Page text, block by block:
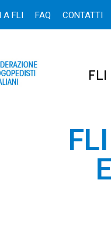
A FLI FAQ CONTATTI
FLI